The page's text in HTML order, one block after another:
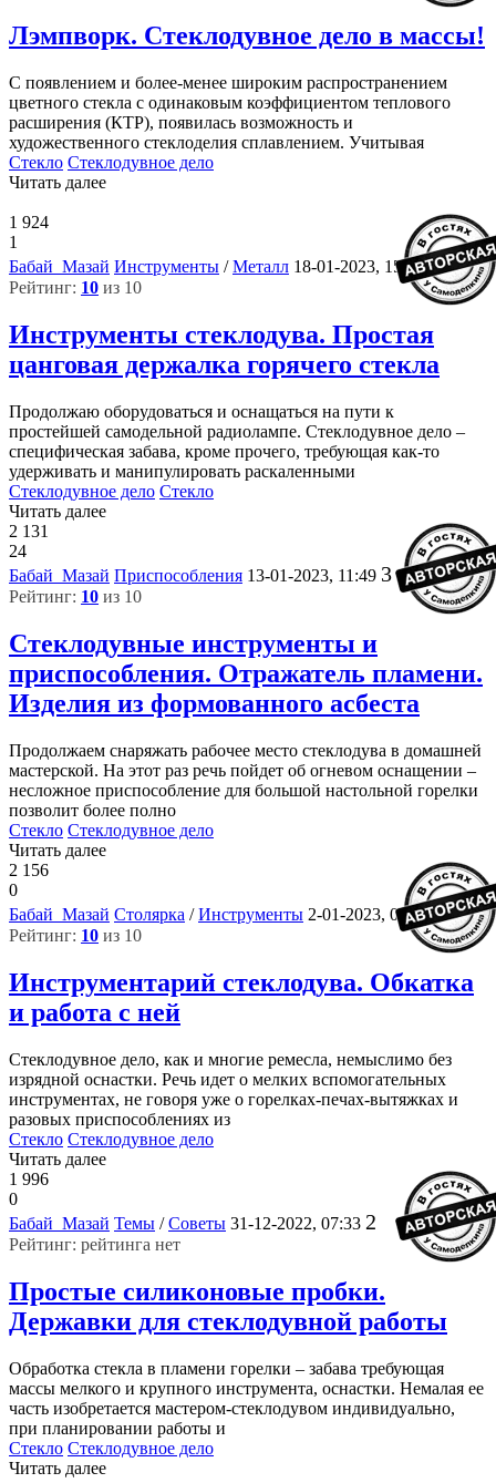
Лэмпворк. Стеклодувное дело в массы!
С появлением и более-менее широким распространением
цветного стекла с одинаковым коэффициентом теплового
расширения (КТР), появилась возможность и
художественного стеклоделия сплавлением. Учитывая
Стекло Стеклодувное дело
Читать далее
1 924
1
Бабай_Мазай Инструменты /Металл 18-01-2023, 15:32 4
Рейтинг: 10 из 10
Инструменты стеклодува. Простая
цанговая держалка горячего стекла
Продолжаю оборудоваться и оснащаться на пути к
простейшей самодельной радиолампе. Стеклодувное дело –
специфическая забава, кроме прочего, требующая как-то
удерживать и манипулировать раскаленными
Стеклодувное дело Стекло
Читать далее
2 131
24
Бабай_Мазай Приспособления 13-01-2023, 11:49 3
Рейтинг: 10 из 10
Стеклодувные инструменты и
приспособления. Отражатель пламени.
Изделия из формованного асбеста
Продолжаем снаряжать рабочее место стеклодува в домашней
мастерской. На этот раз речь пойдет об огневом оснащении –
несложное приспособление для большой настольной горелки
позволит более полно
Стекло Стеклодувное дело
Читать далее
2 156
0
Бабай_Мазай Столярка /Инструменты 2-01-2023, 06:58 3
Рейтинг: 10 из 10
Инструментарий стеклодува. Обкатка
и работа с ней
Стеклодувное дело, как и многие ремесла, немыслимо без
изрядной оснастки. Речь идет о мелких вспомогательных
инструментах, не говоря уже о горелках-печах-вытяжках и
разовых приспособлениях из
Стекло Стеклодувное дело
Читать далее
1 996
0
Бабай_Мазай Темы /Советы 31-12-2022, 07:33 2
Рейтинг: рейтинга нет
Простые силиконовые пробки.
Державки для стеклодувной работы
Обработка стекла в пламени горелки – забава требующая
массы мелкого и крупного инструмента, оснастки. Немалая ее
часть изобретается мастером-стеклодувом индивидуально,
при планировании работы и
Стекло Стеклодувное дело
Читать далее